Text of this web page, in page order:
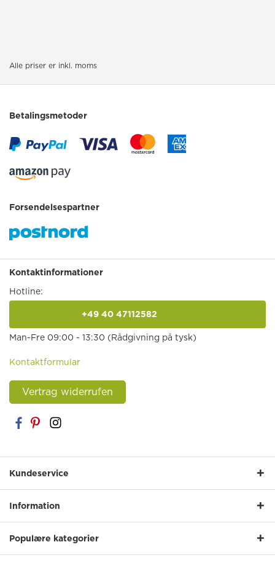
Alle priser er inkl. moms
Betalingsmetoder
Forsendelsespartner
Kontaktinformationer
Hotline:
+49 40 47112582
Man-Fre 09:00 - 13:30 (Rådgivning på tysk)
Kontaktformular
Vertrag widerrufen
Kundeservice
Information
Populære kategorier